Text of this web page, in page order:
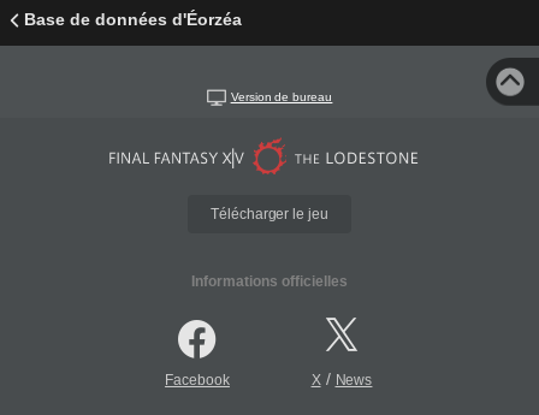
Base de données d'Éorzéa
Version de bureau
Télécharger le jeu
Informations officielles
Facebook X/ News